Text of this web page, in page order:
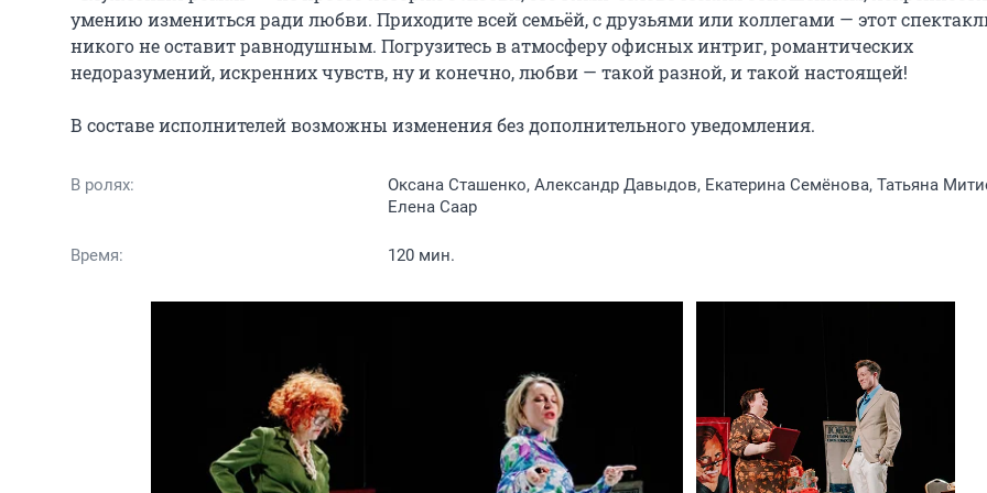
умению измениться ради любви. Приходите всей семьёй, с друзьями или коллегами — этот
никого не оставит равнодушным. Погрузитесь в атмосферу офисных интриг, романтических
недоразумений, искренних чувств, ну и конечно, любви — такой разной, и такой настоящей!
В составе исполнителей возможны изменения без дополнительного уведомления.
В ролях:
Оксана Сташенко, Александр Давыдов, Екатерина Семёнова, Татьяна
Елена Саар
Время: 120 мин.